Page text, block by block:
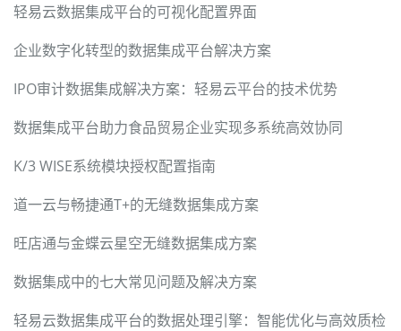
轻易云数据集成平台的可视化配置界面
企业数字化转型的数据集成平台解决方案
IPO审计数据集成解决方案：轻易云平台的技术优势
数据集成平台助力食品贸易企业实现多系统高效协同
K/3 WISE系统模块授权配置指南
道一云与畅捷通T+的无缝数据集成方案
旺店通与金蝶云星空无缝数据集成方案
数据集成中的七大常见问题及解决方案
轻易云数据集成平台的数据处理引擎：智能优化与高效质检